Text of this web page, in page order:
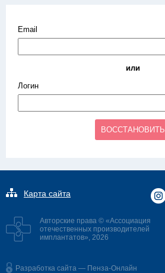
Email
или
Логин
ВОССТАНОВИТЬ
Карта сайта
Авторские права © «Ассоциация
отечественных производителей
имплантатов», 2026
Разработка сайта — Пенза-Онлайн